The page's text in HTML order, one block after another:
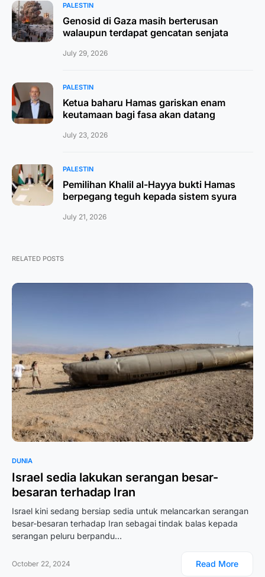
PALESTIN
Genosid di Gaza masih berterusan
walaupun terdapat gencatan senjata
July 29, 2026
PALESTIN
Ketua baharu Hamas gariskan enam
keutamaan bagi fasa akan datang
July 23, 2026
PALESTIN
Pemilihan Khalil al-Hayya bukti Hamas
berpegang teguh kepada sistem syura
July 21, 2026
RELATED POSTS
DUNIA
Israel sedia lakukan serangan besar-
besaran terhadap Iran
Israel kini sedang bersiap sedia untuk melancarkan serangan
besar-besaran terhadap Iran sebagai tindak balas kepada
serangan peluru berpandu…
October 22, 2024 Read More